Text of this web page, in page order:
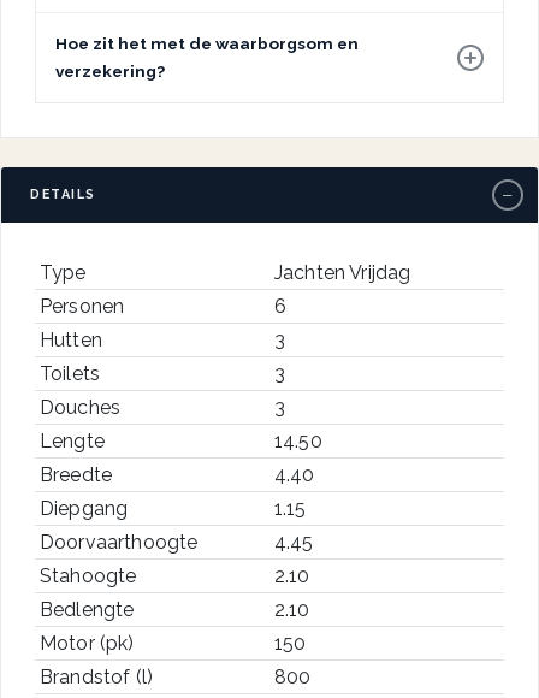
DETAILS −
Type
Jachten Vrijdag
Personen
6
Hutten
3
Toilets
3
Douches
3
Lengte
14.50
Breedte
4.40
Diepgang
1.15
Doorvaarthoogte
4.45
Stahoogte
2.10
Bedlengte
2.10
Motor (pk)
150
Brandstof (l)
800
Hoe zit het met de waarborgsom en
verzekering?